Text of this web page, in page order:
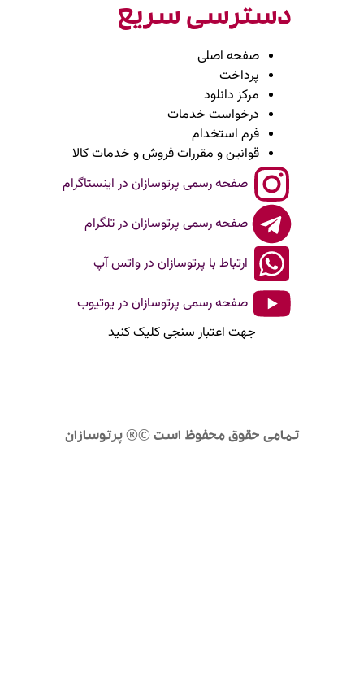
دسترسی سریع
صفحه اصلی
پرداخت
مرکز دانلود
درخواست خدمات
فرم استخدام
قوانین و مقررات فروش و خدمات کالا
صفحه رسمی پرتوسازان در اینستاگرام
صفحه رسمی پرتوسازان در تلگرام
ارتباط با پرتوسازان در واتس آپ
صفحه رسمی پرتوسازان در یوتیوب
جهت اعتبار سنجی کلیک کنید
تمامی حقوق محفوظ است ©® پرتوسازان